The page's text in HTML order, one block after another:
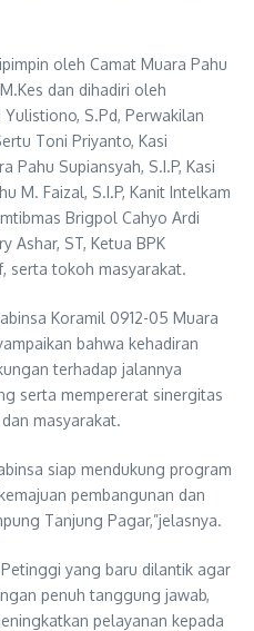
oleh Camat Muara Pahu
dan dihadiri oleh
S.Pd, Perwakilan
Toni Priyanto, Kasi
Pahu Supiansyah, S.I.P, Kasi
M. Faizal, S.I.P, Kanit Intelkam
Brigpol Cahyo Ardi
Ashar, ST, Ketua BPK
serta tokoh masyarakat.
Koramil 0912-05 Muara
bahwa kehadiran
terhadap jalannya
serta mempererat sinergitas
masyarakat.
siap mendukung program
pembangunan dan
Tanjung Pagar,”jelasnya.
yang baru dilantik agar
penuh tanggung jawab,
pelayanan kepada